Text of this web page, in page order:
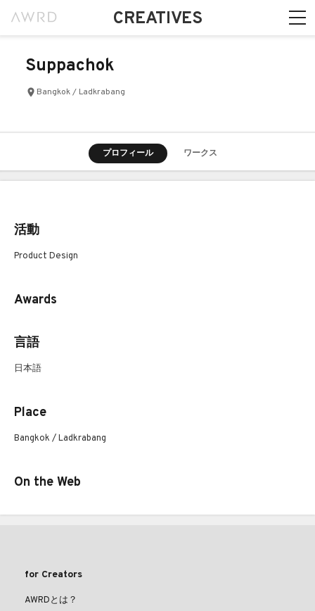
CREATIVES
Suppachok
Bangkok / Ladkrabang
プロフィール ワークス
活動
Product Design
Awards
言語
日本語
Place
Bangkok / Ladkrabang
On the Web
for Creators
AWRDとは？